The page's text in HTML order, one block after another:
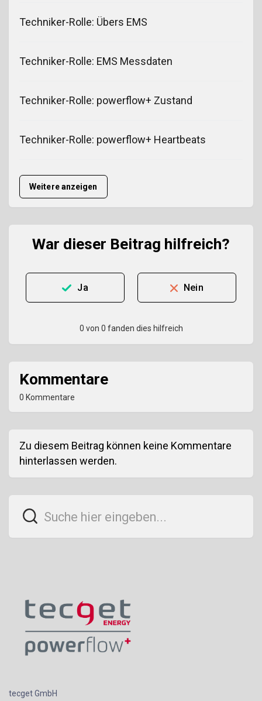
Techniker-Rolle: Übers EMS
Techniker-Rolle: EMS Messdaten
Techniker-Rolle: powerflow+ Zustand
Techniker-Rolle: powerflow+ Heartbeats
Weitere anzeigen
War dieser Beitrag hilfreich?
Ja Nein
0 von 0 fanden dies hilfreich
Kommentare
0 Kommentare
Zu diesem Beitrag können keine Kommentare
hinterlassen werden.
tecget GmbH